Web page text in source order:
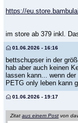
https://
im store ab 379 inkl.
01.06.2026 - 16:16
bettschupser in der
hab aber auch keinen
lassen kann... wenn
PETG only leben kann
01.06.2026 - 19:17
Zitat aus einem Post von